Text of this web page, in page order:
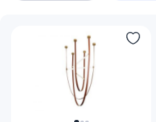
В наличии 222